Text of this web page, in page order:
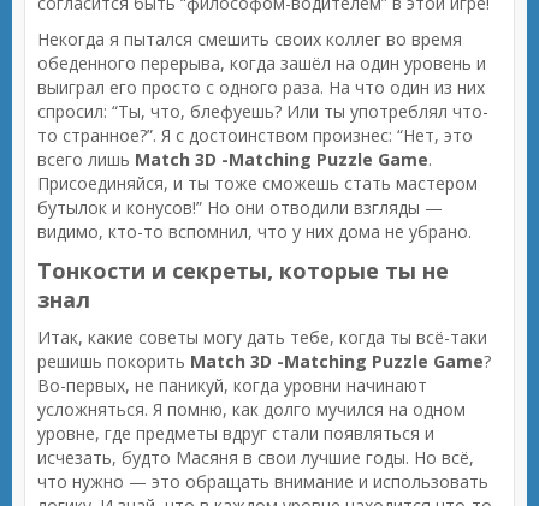
Некогда я пытался смешить своих коллег во время
обеденного перерыва, когда зашёл на один уровень и
выиграл его просто с одного раза. На что один из них
спросил: “Ты, что, блефуешь? Или ты употреблял что-
то странное?”. Я с достоинством произнес: “Нет, это
всего лишь Match 3D -Matching Puzzle Game.
Присоединяйся, и ты тоже сможешь стать мастером
бутылок и конусов!” Но они отводили взгляды —
видимо, кто-то вспомнил, что у них дома не убрано.
Тонкости и секреты, которые ты не
знал
Итак, какие советы могу дать тебе, когда ты всё-таки
решишь покорить Match 3D -Matching Puzzle Game?
Во-первых, не паникуй, когда уровни начинают
усложняться. Я помню, как долго мучился на одном
уровне, где предметы вдруг стали появляться и
исчезать, будто Масяня в свои лучшие годы. Но всё,
что нужно — это обращать внимание и использовать